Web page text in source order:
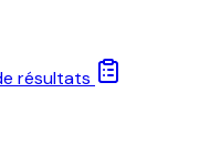
résultats